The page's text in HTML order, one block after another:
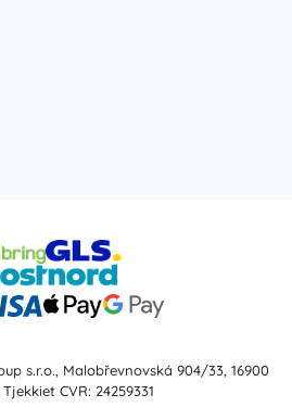
s.r.o., Malobřevnovská 904/33, 16900
CVR: 24259331